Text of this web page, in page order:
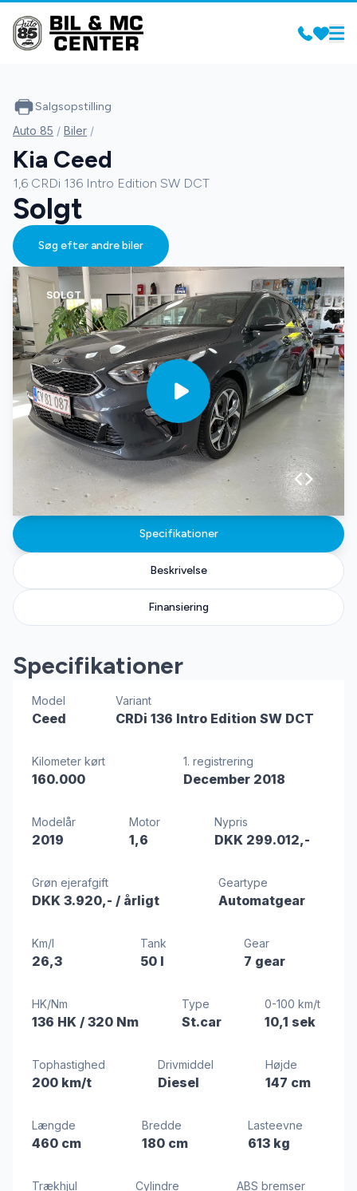
SOLGT
Specifikationer
Beskrivelse
Finansiering
Specifikationer
Model
Ceed
Variant
CRDi 136 Intro Edition SW DCT
Kilometer kørt
160.000
1. registrering
December 2018
Modelår
2019
Motor
1,6
Nypris
DKK 299.012,-
Grøn ejerafgift
DKK 3.920,- / årligt
Geartype
Automatgear
Km/l
26,3
Tank
50 l
Gear
7 gear
HK/Nm
136 HK / 320 Nm
Type
St.car
0-100 km/t
10,1 sek
Tophastighed
200 km/t
Drivmiddel
Diesel
Højde
147 cm
Længde
460 cm
Bredde
180 cm
Lasteevne
613 kg
Trækhjul Cylindre ABS bremser
Salgsopstilling
Auto 85 / Biler /
Kia Ceed
1,6 CRDi 136 Intro Edition SW DCT
Solgt
Søg efter andre biler